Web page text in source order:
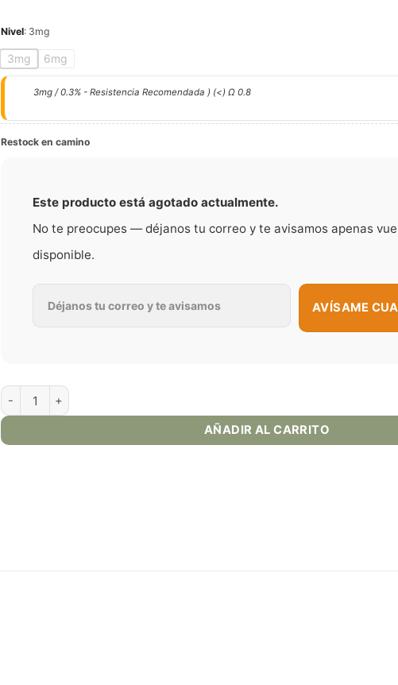
Nivel: 3mg
3mg 6mg
3mg / 0.3% - Resistencia Recomendada ) (<) Ω 0.8
Restock en camino
Este producto está agotado actualmente.
No te preocupes — déjanos tu correo y te avisamos apenas
disponible.
AVÍSAME
Cloud Nurdz - Peach Blue Raspberry 100ml cantidad
AÑADIR AL CARRITO